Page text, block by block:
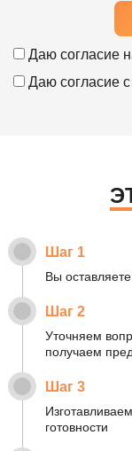
Даю согласие
Даю согласие с
Шаг 1
Вы
Шаг 2
Уточняем
получаем
Шаг 3
готовности